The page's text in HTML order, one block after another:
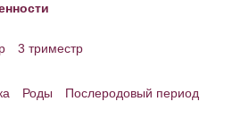
3 триместр
Роды
Послеродовый период